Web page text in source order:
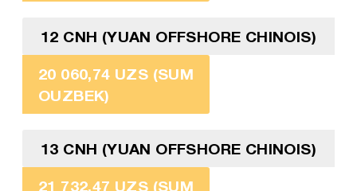
12 CNH (YUAN OFFSHORE CHINOIS)
20 060,74 UZS (SUM
OUZBEK)
13 CNH (YUAN OFFSHORE CHINOIS)
21 732,47 UZS (SUM